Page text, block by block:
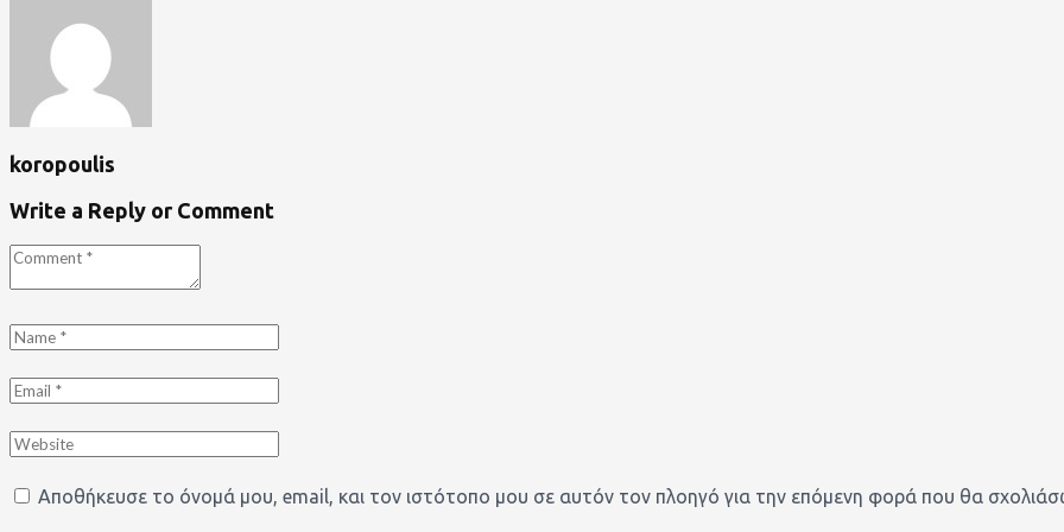
koropoulis
Write a Reply or Comment
Αποθήκευσε το όνομά μου, email, και τον ιστότοπο μου σε αυτόν τον πλοηγό για την επόμενη φορά που θα